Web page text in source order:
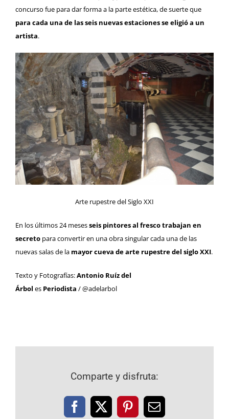
concurso fue para dar forma a la parte estética, de suerte que
para cada una de las seis nuevas estaciones se eligió a un
artista.
Arte rupestre del Siglo XXI
En los últimos 24 mesesseis pintores al fresco trabajan en
secreto para convertir en una obra singular cada una de las
nuevas salas de la mayor cueva de arte rupestre del siglo XXI.
Texto y Fotografías:Antonio Ruíz del
Árbol es Periodista /@adelarbol
Comparte y disfruta:
Facebook
X PinterestCorreo